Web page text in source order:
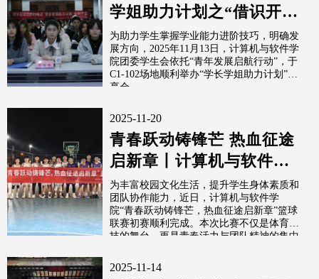
学姐助力计划之“借识开
路，沐光前行”专题讲座
（一）
为助力学生掌握学业能力进阶技巧，明确发
展方向，2025年11月13日，计算机与软件学
院团委学生会依托“青年发展启航行动”，于
C1-102场地顺利举办“学长学姐助力计划”分
享会。
2025-11-20
青春跃动铸锋芒 热血征途
启新章丨计算机与软件学
院开展篮球联赛初赛
为丰富校园文化生活，提升学生身体素质和
团队协作能力，近日，计算机与软件学
院“青春跃动铸锋芒，热血征途启新章”篮球
联赛初赛顺利完成。本次比赛不仅是体育竞
技的舞台，更是青春活力与团队精神的集中
2025-11-14